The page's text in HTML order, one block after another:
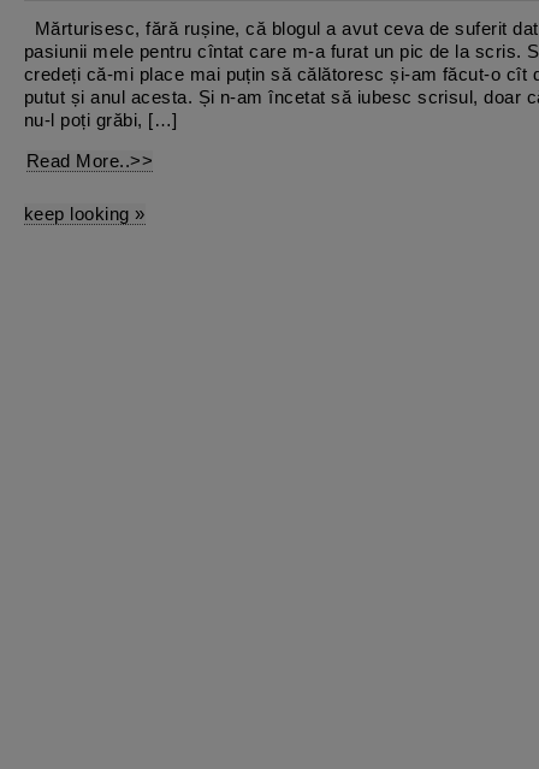
dragostea
mea
eternă
–
SONG
Mărturisesc, fără rușine, că blogul a avut ceva de suferit
pasiunii mele pentru cîntat care m-a furat un pic de la scris.
credeți că-mi place mai puțin să călătoresc și-am făcut-o cît
putut și anul acesta. Și n-am încetat să iubesc scrisul, doar
nu-l poți grăbi, […]
Read More..>>
keep looking »